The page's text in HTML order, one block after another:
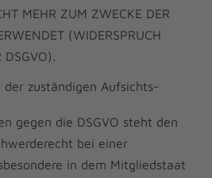
MEHR ZUM ZWECKE DER
(WIDERSPRUCH
DSGVO).
der zuständigen Aufsichts­
gegen die DSGVO steht den
bei einer
in dem Mitgliedstaat